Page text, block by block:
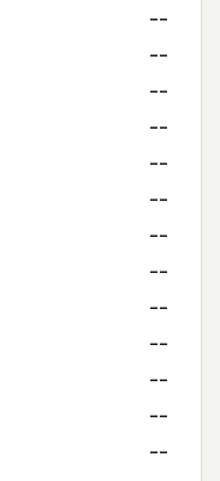
--
--
--
--
--
--
--
--
--
--
--
--
--